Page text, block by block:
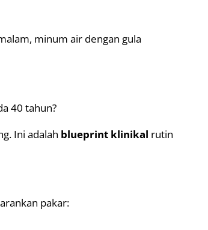
minum air dengan gula
40 tahun?
Ini adalah blueprint klinikal rutin
pakar: